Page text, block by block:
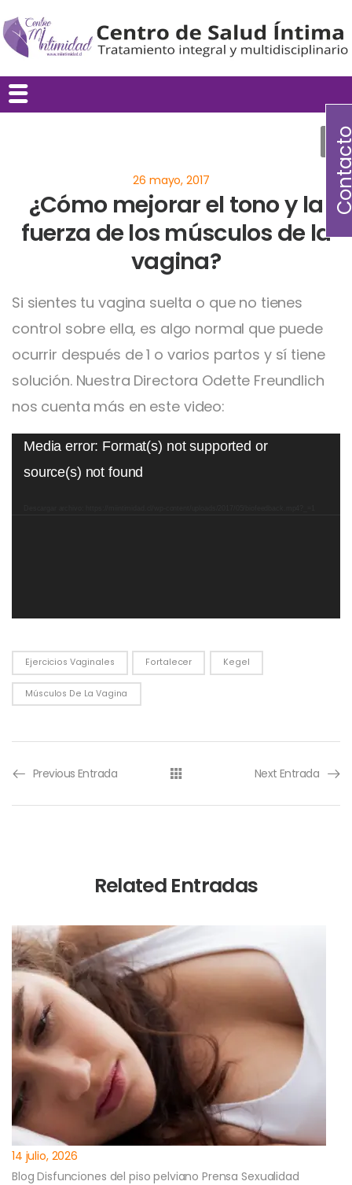
¿Cómo mejorar el tono y la
fuerza de los músculos de la
vagina?
Si sientes tu vagina suelta o que no tienes
control sobre ella, es algo normal que puede
ocurrir después de 1 o varios partos y sí tiene
solución. Nuestra Directora Odette Freundlich
nos cuenta más en este video:
Reproductor
Media error: Format(s) not supported or
source(s) not found
Ejercicios Vaginales Fortalecer Kegel
Músculos De La Vagina
Previous Entrada Next Entrada
Related Entradas
14 julio, 2026
Blog Disfunciones del piso pelviano Prensa Sexualidad